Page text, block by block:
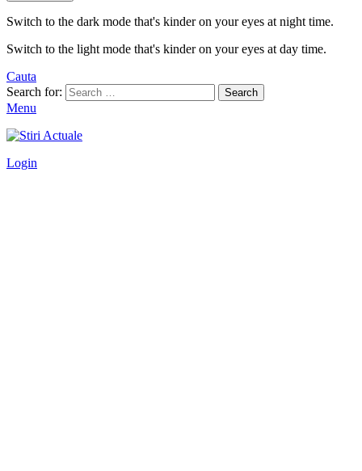
Switch to the dark mode that's kinder on your eyes at night time.
Switch to the light mode that's kinder on your eyes at day time.
Cauta
Search for:
Search
Menu
Login